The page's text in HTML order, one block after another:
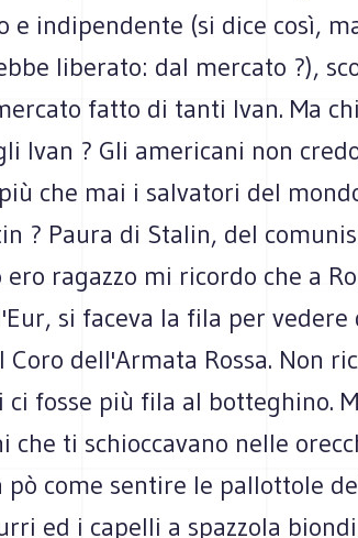
e indipendente (si dice così,
liberato: dal mercato ?),
fatto di tanti Ivan. Ma
Ivan ? Gli americani non
che mai i salvatori del
? Paura di Stalin, del
ero ragazzo mi ricordo che a
si faceva la fila per
Coro dell'Armata Rossa. Non
ci fosse più fila al botteghino.
che ti schioccavano nelle
pò come sentire le pallottole
ed i capelli a spazzola